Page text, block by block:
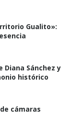
Gualito»:
Diana Sánchez y
histórico
cámaras